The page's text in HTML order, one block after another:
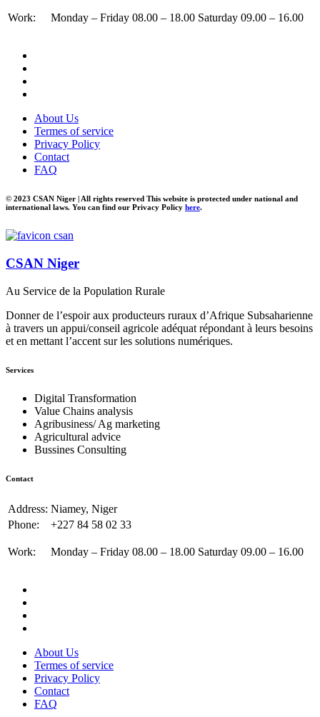
Work: Monday – Friday 08.00 – 18.00 Saturday 09.00 – 16.00
About Us
Termes of service
Privacy Policy
Contact
FAQ
© 2023 CSAN Niger | All rights reserved This website is protected under national and
international laws. You can find our Privacy Policy here.
CSAN Niger
Au Service de la Population Rurale
Donner de l’espoir aux producteurs ruraux d’Afrique Subsaharienne
à travers un appui/conseil agricole adéquat répondant à leurs besoins
et en mettant l’accent sur les solutions numériques.
Services
Digital Transformation
Value Chains analysis
Agribusiness/ Ag marketing
Agricultural advice
Bussines Consulting
Contact
Address: Niamey, Niger
Phone:
+227 84 58 02 33
Work: Monday – Friday 08.00 – 18.00 Saturday 09.00 – 16.00
About Us
Termes of service
Privacy Policy
Contact
FAQ